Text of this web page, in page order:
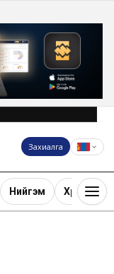
Захиалга
Нийгэм Хөрөнгө